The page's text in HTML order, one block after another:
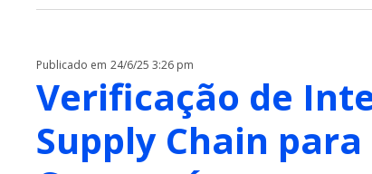
Publicado em 24/6/25 3:26 pm
Verificação de
Supply Chain para